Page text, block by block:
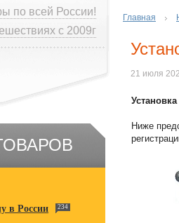
по всей России!
с 2009г
в России 234
Главная
21 июля
Ниже